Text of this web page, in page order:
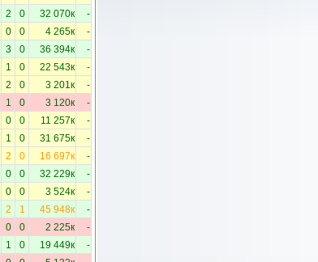
2 0 32 070к -
0 0 4 265к -
3 0 36 394к -
1 0 22 543к -
2 0 3 201к -
1 0 3 120к -
0 0 11 257к -
1 0 31 675к -
2 0 16 697к -
0 0 32 229к -
0 0 3 524к -
2 1 45 948к -
0 0 2 225к -
1 0 19 449к -